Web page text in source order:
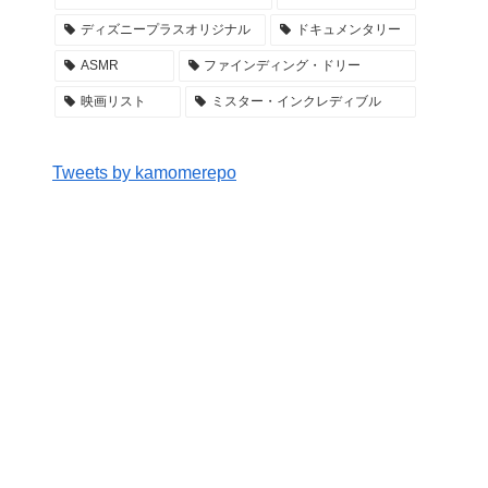
ディズニープラスオリジナル ドキュメンタリー
ASMR ファインディング・ドリー
映画リスト ミスター・インクレディブル
Tweets by kamomerepo